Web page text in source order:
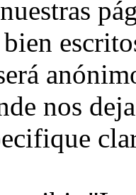
nos